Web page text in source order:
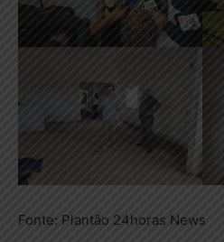
Fonte: Plantão 24horas News